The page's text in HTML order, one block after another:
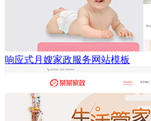
响应式月嫂家政服务网站模板